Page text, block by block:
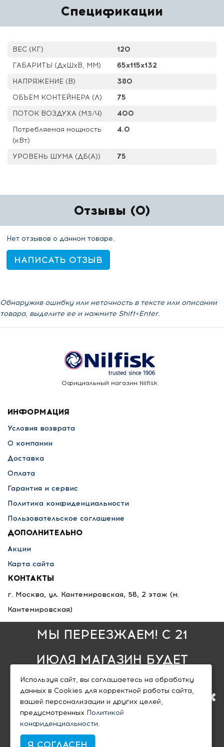
Спецификации
ВЕС (КГ)
120
ГАБАРИТЫ (ДхШхВ, ММ)
65x115x132
НАПРЯЖЕНИЕ (В)
380
ОБЪЕМ КОНТЕЙНЕРА (Л)
75
ПОТОК ВОЗДУХА (М3/Ч)
400
Потребляемая мощность
(кВт)
4.0
УРОВЕНЬ ШУМА (ДБ(А)) 75
Отзывы (0)
Нет отзывов о данном товаре.
НАПИСАТЬ ОТЗЫВ
Обнаружив ошибку или неточность в тексте или описании
товара, выделите ее и нажмите Shift+Enter.
МЫ ПЕРЕЕЗЖАЕМ! С 21
ИЮЛЯ МАГАЗИН БУДЕТ
РАБОТАТЬ ПО НОВОМУ
АДРЕСУ. ПОДРОБНАЯ
ИНФОРМАЦИЯ О
Официальный магазин Nilfisk
ИНФОРМАЦИЯ
Условия возврата
О компании
Доставка
Оплата
Гарантия и сервис
Политика конфиденциальности
Пользовательское соглашение
ДОПОЛНИТЕЛЬНО
Акции
Карта сайта
КОНТАКТЫ
г. Москва, ул. Кантемировская, 58, 2 этаж (м.
Кантемировская)
8 495 789-36-25
8 800 333-68-35
info@nlfsk.ru
сб - вс: 10:00 — 18:00
Используя сайт, вы соглашаетесь на обработку
данных в Cookies для корректной работы сайта,
вашей персонализации и других целей,
предусмотренных Политикой
конфиденциальности.
Я СОГЛАСЕН